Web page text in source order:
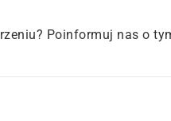
Poinformuj nas o